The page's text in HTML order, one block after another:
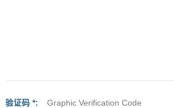
验证码 *